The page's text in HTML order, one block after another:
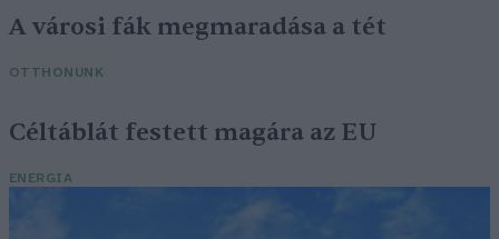
A városi fák megmaradása a tét
OTTHONUNK
Céltáblát festett magára az EU
ENERGIA